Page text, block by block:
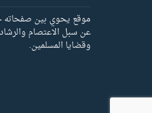
موقع يحوي بين صفحاته
عن سبل الاعتصام
وقضايا المسلمين.